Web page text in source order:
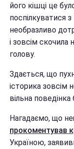
його кішці це
поспілкуватися
необразливо
і зовсім скочила
голову.
Здається, що
історика зовсім
вільна
Нагадаємо, що
прокоментував
Україною,